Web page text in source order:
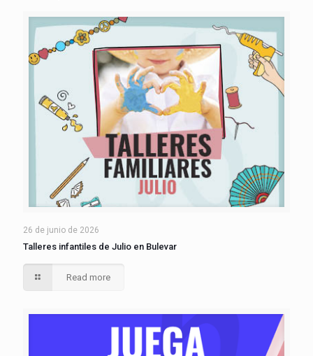
26 de junio de 2026
Talleres infantiles de Julio en Bulevar
Read more